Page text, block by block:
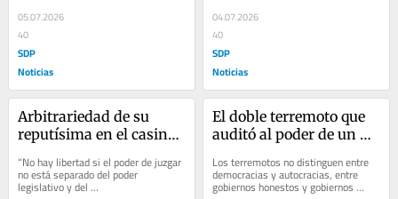
05.07.2026
40
SDP
Noticias
04.07.2026
40
SDP
Noticias
Arbitrariedad de su
reputísima en el casino
“No hay libertad si el poder de juzgar
no está separado del poder
legislativo y del
El doble terremoto que
auditó al poder de un
Los terremotos no distinguen entre
democracias y autocracias, entre
gobiernos honestos y gobiernos